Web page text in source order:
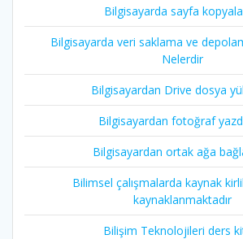
Bilgisayarda sayfa
Bilgisayarda veri saklama ve
Nelerdir
Bilgisayardan Drive dosya
Bilgisayardan fotoğraf
Bilgisayardan ortak ağa
Bilimsel çalışmalarda kaynak
kaynaklanmaktadır
Bilişim Teknolojileri ders